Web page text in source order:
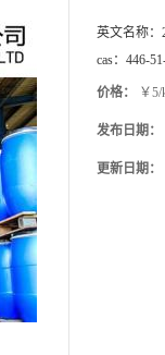
英文名称：
cas： 446-
价格： ￥5/
发布日期：
更新日期：